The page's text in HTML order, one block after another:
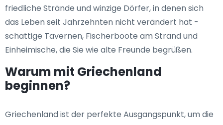
friedliche Strände und winzige Dörfer, in denen sich
das Leben seit Jahrzehnten nicht verändert hat -
schattige Tavernen, Fischerboote am Strand und
Einheimische, die Sie wie alte Freunde begrüßen.
Warum mit Griechenland
beginnen?
Griechenland ist der perfekte Ausgangspunkt, um die